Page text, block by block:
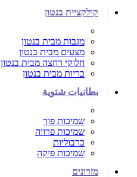
קולקציית בנטון
מגבות מבית בנטון
מצעים מבית בנטון
חלוקי רחצה מבית בנטון
כריות מבית בנטון
بطانيات شتوية
שמיכות פוך
שמיכות פרווה
כרבוליות
שמיכות פיקה
מזרונים